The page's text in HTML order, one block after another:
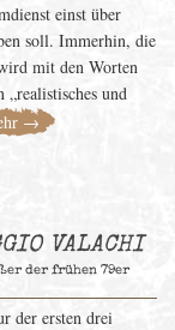
einst über
soll. Immerhin, die
mit den Worten
und
→
VALACHI
der frühen 79er
der ersten drei